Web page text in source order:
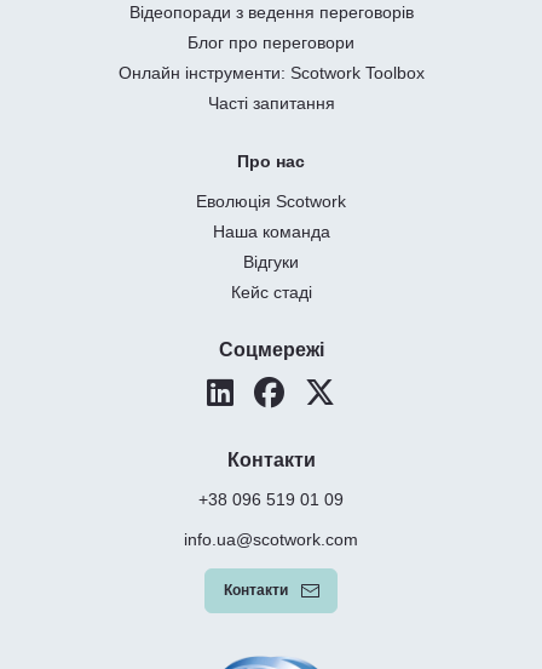
Відеопоради з ведення переговорів
Блог про переговори
Онлайн інструменти: Scotwork Toolbox
Часті запитання
Про нас
Еволюція Scotwork
Наша команда
Відгуки
Кейс стаді
Соцмережі
Контакти
+38 096 519 01 09
info.ua@scotwork.com
Контакти